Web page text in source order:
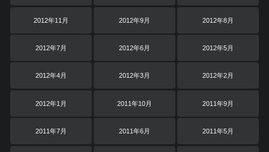
2012年11月 2012年9月 2012年8月
2012年7月 2012年6月 2012年5月
2012年4月 2012年3月 2012年2月
2012年1月 2011年10月 2011年9月
2011年7月 2011年6月 2011年5月